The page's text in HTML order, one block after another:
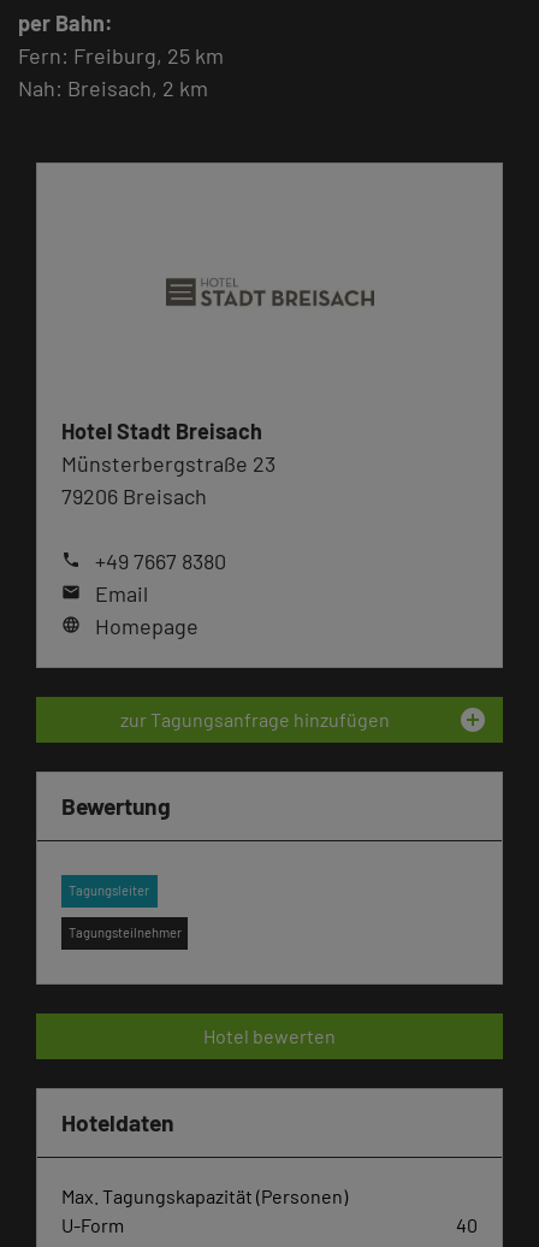
per Bahn:
Fern: Freiburg, 25 km
Nah: Breisach, 2 km
Hotel Stadt Breisach
Münsterbergstraße 23
79206 Breisach
phone +49 7667 8380
mail Email
language Homepage
zur Tagungsanfrage hinzufügen add_circle
Bewertung
Tagungsleiter
Tagungsteilnehmer
Hotel bewerten
Hoteldaten
Max. Tagungskapazität (Personen)
U-Form
40